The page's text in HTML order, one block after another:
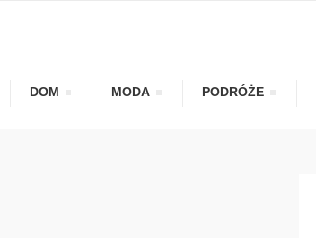
DOM MODA PODRÓŻE